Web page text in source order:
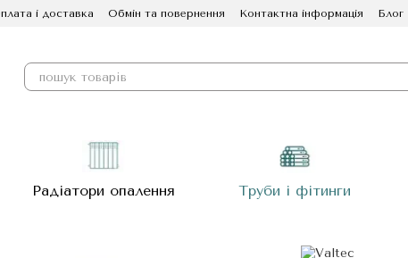
і доставка Обмін та повернення Контактна інформація Блог
Радіатори опалення Труби і фітинги